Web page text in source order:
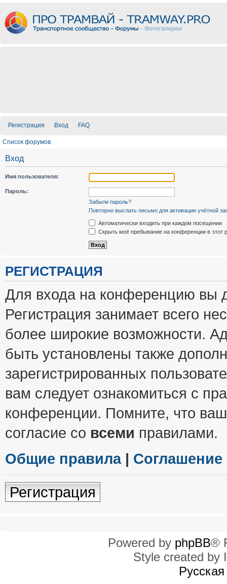
Регистрация Вход FAQ
Список форумов
Вход
Имя пользователя:
Пароль:
Забыли пароль?
Повторно выслать письмо для активации учётной
Автоматически входить при каждом посещении
Скрыть моё пребывание на конференции в этот
РЕГИСТРАЦИЯ
Для входа на конференцию вы
Регистрация занимает всего
более широкие возможности.
быть установлены также
зарегистрированных
вам следует ознакомиться с
конференции. Помните, что
согласие со всеми правилами.
Общие правила|
Регистрация
Powered by phpBB®
Style created by